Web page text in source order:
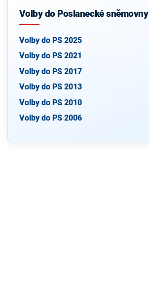
Volby do Poslanecké sněmovny
Volby do PS 2025
Volby do PS 2021
Volby do PS 2017
Volby do PS 2013
Volby do PS 2010
Volby do PS 2006